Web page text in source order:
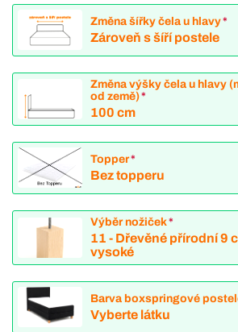
Změna šířky čela u hlavy*
Zároveň s šíří postele
Změna výšky čela u hlavy
od země)*
100 cm
Topper*
Bez topperu
Výběr nožiček*
11 - Dřevěné přírodní 9
vysoké
Barva boxspringové
Vyberte látku